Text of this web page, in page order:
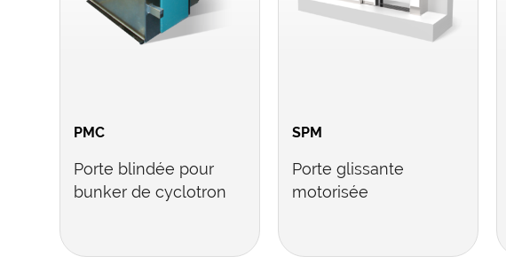
PMC
Porte blindée pour
bunker de cyclotron
SPM
Porte glissante
motorisée